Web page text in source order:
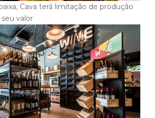
Cava terá limitação de produção
valor